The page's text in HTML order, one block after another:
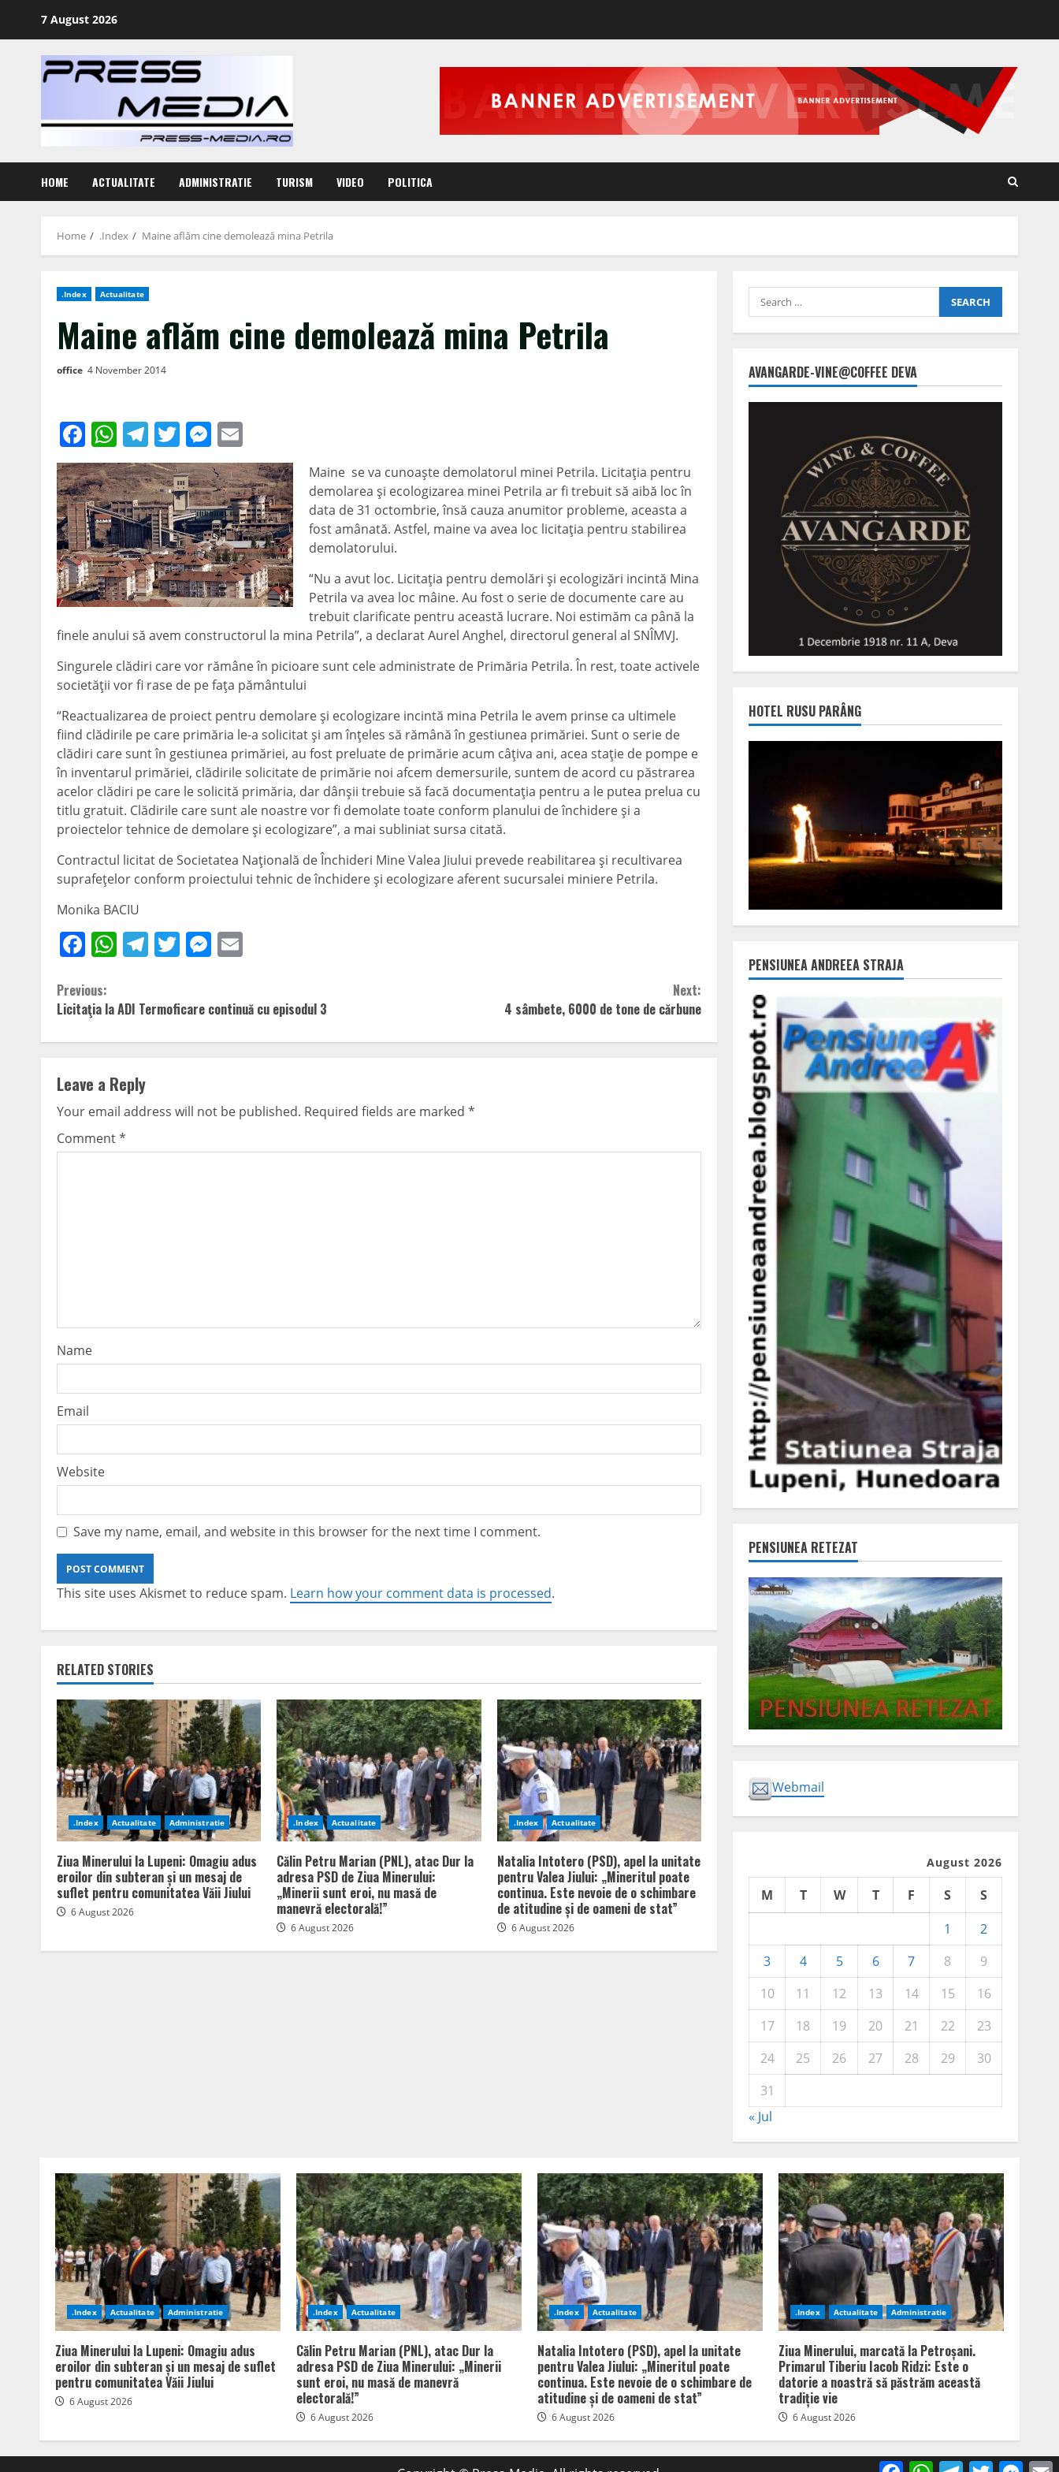
7 August 2026
HOME ACTUALITATE ADMINISTRATIE TURISM VIDEO POLITICA
Home .Index Maine aflăm cine demolează mina Petrila
.Index Actualitate
Maine aflăm cine demolează mina Petrila
office 4 November 2014
Facebook
WhatsApp
Telegram
TwitterMessenger
Maine se va cunoaşte demolatorul minei Petrila. Licitaţia pentru
demolarea şi ecologizarea minei Petrila ar fi trebuit să aibă loc în
data de 31 octombrie, însă cauza anumitor probleme, aceasta a
fost amânată. Astfel, maine va avea loc licitaţia pentru stabilirea
demolatorului.
“Nu a avut loc. Licitaţia pentru demolări şi ecologizări incintă Mina
Petrila va avea loc mâine. Au fost o serie de documente care au
trebuit clarificate pentru această lucrare. Noi estimăm ca până la
finele anului să avem constructorul la mina Petrila”, a declarat Aurel Anghel, directorul general al SNÎMVJ.
Singurele clădiri care vor rămâne în picioare sunt cele administrate de Primăria Petrila. În rest, toate activele
societăţii vor fi rase de pe faţa pământului
“Reactualizarea de proiect pentru demolare şi ecologizare incintă mina Petrila le avem prinse ca ultimele
fiind clădirile pe care primăria le-a solicitat şi am înţeles să rămână în gestiunea primăriei. Sunt o serie de
clădiri care sunt în gestiunea primăriei, au fost preluate de primărie acum câţiva ani, acea staţie de pompe e
în inventarul primăriei, clădirile solicitate de primărie noi afcem demersurile, suntem de acord cu păstrarea
acelor clădiri pe care le solicită primăria, dar dânşii trebuie să facă documentaţia pentru a le putea prelua cu
titlu gratuit. Clădirile care sunt ale noastre vor fi demolate toate conform planului de închidere şi a
proiectelor tehnice de demolare şi ecologizare”, a mai subliniat sursa citată.
Contractul licitat de Societatea Naţională de Închideri Mine Valea Jiului prevede reabilitarea şi recultivarea
suprafeţelor conform proiectului tehnic de închidere şi ecologizare aferent sucursalei miniere Petrila.
Monika BACIU
Facebook
WhatsApp
Telegram
TwitterMessenger
Continue
Reading
Previous:
Licitaţia la ADI Termoficare continuă cu episodul 3
Next:
4 sâmbete, 6000 de tone de cărbune
Leave a Reply
Your email address will not be published. Required fields are marked *
Comment*
Name
Email
Website
Save my name, email, and website in this browser for the next time I comment.
This site uses Akismet to reduce spam. Learn how your comment data is processed.
RELATED STORIES
.Index Actualitate Administratie
Ziua Minerului la Lupeni: Omagiu adus
eroilor din subteran și un mesaj de
suflet pentru comunitatea Văii Jiului
6 August 2026
.Index Actualitate
Călin Petru Marian (PNL), atac Dur la
adresa PSD de Ziua Minerului:
„Minerii sunt eroi, nu masă de
manevră electorală!”
6 August 2026
.Index Actualitate
Natalia Intotero (PSD), apel la unitate
pentru Valea Jiului: „Mineritul poate
continua. Este nevoie de o schimbare
de atitudine și de oameni de stat”
6 August 2026
Search
for:
AVANGARDE-VINE@COFFEE DEVA
HOTEL RUSU PARÂNG
PENSIUNEA ANDREEA STRAJA
PENSIUNEA RETEZAT
Webmail
August 2026
M T W T F S
S
1
2
3
4 5 6 7 8
9
10
11 12 13 14 15
16
17
18 19 20 21 22
23
24
25 26 27 28 29
30
31
« Jul
.Index Actualitate Administratie
Ziua Minerului la Lupeni: Omagiu adus
eroilor din subteran și un mesaj de suflet
pentru comunitatea Văii Jiului
6 August 2026
.Index Actualitate
Călin Petru Marian (PNL), atac Dur la
adresa PSD de Ziua Minerului: „Minerii
sunt eroi, nu masă de manevră
electorală!”
6 August 2026
.Index Actualitate
Natalia Intotero (PSD), apel la unitate
pentru Valea Jiului: „Mineritul poate
continua. Este nevoie de o schimbare de
atitudine și de oameni de stat”
6 August 2026
.Index Actualitate Administratie
Ziua Minerului, marcată la Petroșani.
Primarul Tiberiu Iacob Ridzi: Este o
datorie a noastră să păstrăm această
tradiție vie
6 August 2026
FacebookWhatsAppTelegram
Twitter